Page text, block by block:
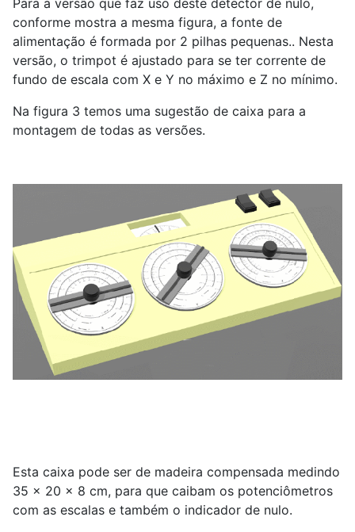
Para a versão que faz uso deste detector de nulo,
conforme mostra a mesma figura, a fonte de
alimentação é formada por 2 pilhas pequenas.. Nesta
versão, o trimpot é ajustado para se ter corrente de
fundo de escala com X e Y no máximo e Z no mínimo.
Na figura 3 temos uma sugestão de caixa para a
montagem de todas as versões.
Esta caixa pode ser de madeira compensada medindo
35 x 20 x 8 cm, para que caibam os potenciômetros
com as escalas e também o indicador de nulo.